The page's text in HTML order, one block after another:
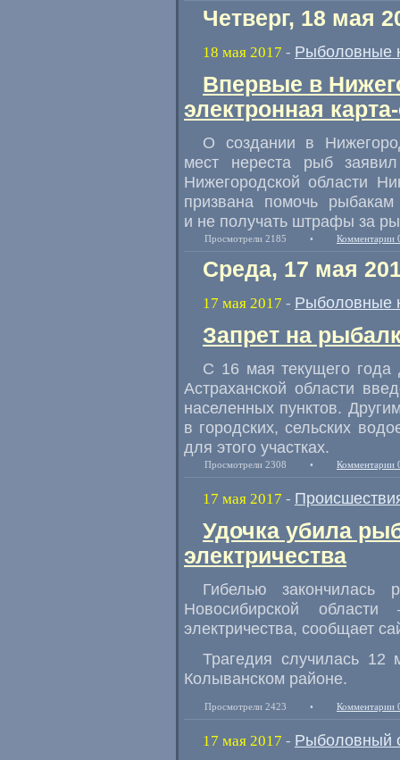
Четверг, 18 мая
18 мая 2017 - Рыболовные
Впервые в
электронная
О создании в
мест нереста рыб заявил
Нижегородской области
призвана помочь
и не получать штрафы за
Просмотрели 2185 • Комментарии
Среда, 17 мая
17 мая 2017 - Рыболовные
Запрет на
С 16 мая текущего года
Астраханской области
населенных пунктов.
в городских, сельских
для этого участках.
Просмотрели 2308 • Комментарии
17 мая 2017 -
Удочка убила
электричества
Гибелью
Новосибирской
электричества, сообщает
Трагедия случилась
Колыванском районе.
Просмотрели 2423 • Комментарии
17 мая 2017 - Рыболовный